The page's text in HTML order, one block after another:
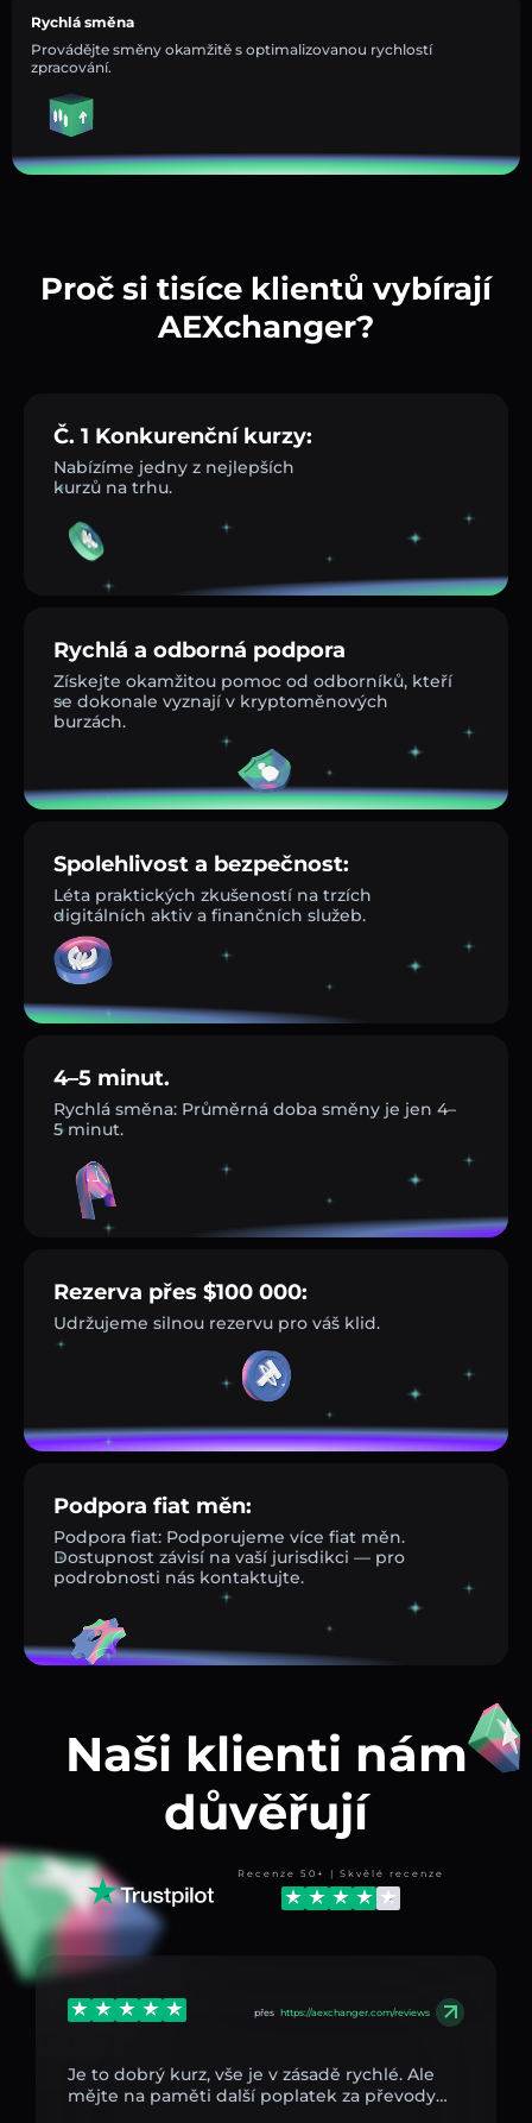
Rychlá směna
Provádějte směny okamžitě s optimalizovanou rychlostí
zpracování.
Proč si tisíce klientů vybírají
AEXchanger?
Č. 1 Konkurenční kurzy:
Nabízíme jedny z nejlepších
kurzů na trhu.
Rychlá a odborná podpora
Získejte okamžitou pomoc od odborníků, kteří
se dokonale vyznají v kryptoměnových
burzách.
Spolehlivost a bezpečnost:
Léta praktických zkušeností na trzích
digitálních aktiv a finančních služeb.
4–5 minut.
Rychlá směna: Průměrná doba směny je jen 4–
5 minut.
Rezerva přes $100 000:
Udržujeme silnou rezervu pro váš klid.
Podpora fiat měn:
Podpora fiat: Podporujeme více fiat měn.
Dostupnost závisí na vaší jurisdikci — pro
podrobnosti nás kontaktujte.
Naši klienti nám
důvěřují
Recenze 50+ | Skvělé recenze
přes https://aexchanger.com/reviews
Je to dobrý kurz, vše je v zásadě rychlé. Ale
mějte na paměti další poplatek za převody…